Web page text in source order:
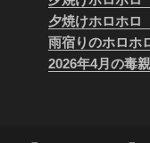
夕焼けホロホロ
雨宿りのホロホ
2026年4月の毒